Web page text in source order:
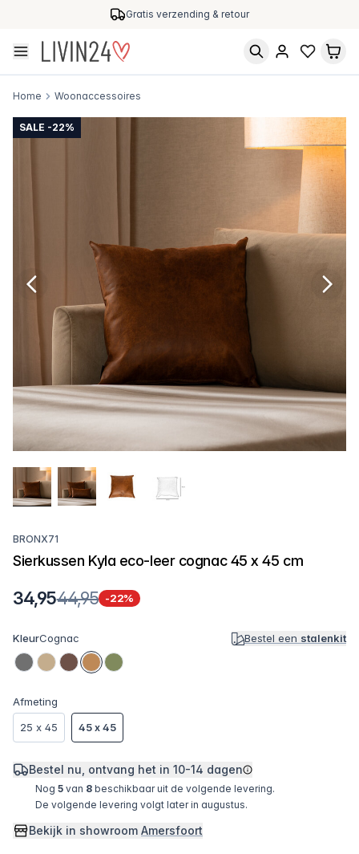
Gratis verzending & retour
Home Woonaccessoires
SALE -22%
BRONX71
Sierkussen Kyla eco-leer cognac 45 x 45 cm
34,9544,95 -22%
KleurCognac Bestel een stalenkit
Afmeting
25 x 45
45 x 45
Bestel nu, ontvang het in 10-14 dagen
Nog 5 van 8 beschikbaar uit de volgende levering.
De volgende levering volgt later in augustus.
Bekijk in showroom Amersfoort